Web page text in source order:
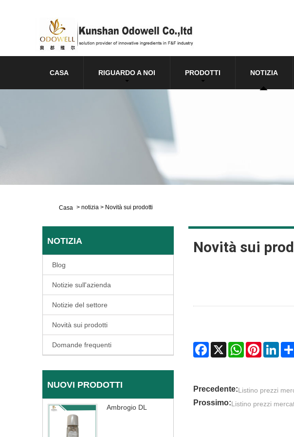
CASA RIGUARDO A NOI PRODOTTI NOTIZIA
Casa > notizia > Novità sui prodotti
NOTIZIA
Blog
Notizie sull'azienda
Notizie del settore
Novità sui prodotti
Domande frequenti
NUOVI PRODOTTI
Ambrogio DL
Novità sui
Facebook
X WhatsAppPinterest
Precedente:Listino prezzi
Prossimo:Listino prezzi